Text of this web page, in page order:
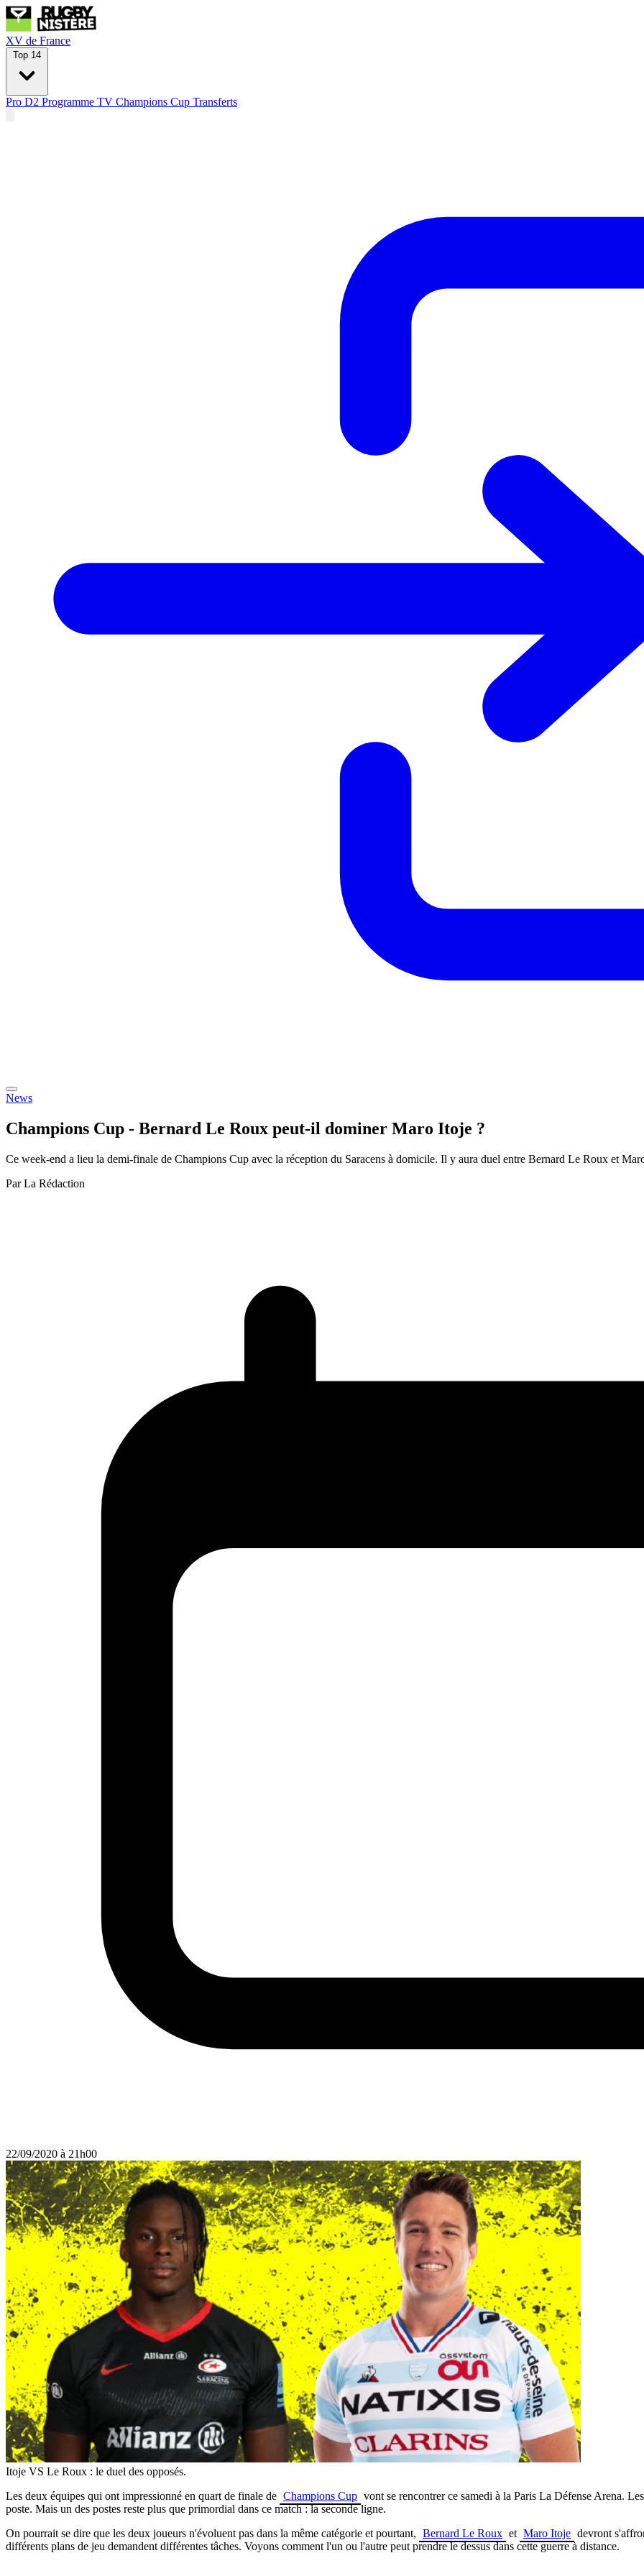
XV de France
Top 14
Pro D2 Programme TV Champions Cup Transferts
News
Champions Cup - Bernard Le Roux peut-il dominer Maro Itoje ?
Ce week-end a lieu la demi-finale de Champions Cup avec la réception du Saracens à domicile. Il y aura duel entre Bernard Le Roux et
Par La Rédaction
22/09/2020 à 21h00
Itoje VS Le Roux : le duel des opposés.
Les deux équipes qui ont impressionné en quart de finale de Champions Cup vont se rencontrer ce samedi à la Paris La Défense Arena.
poste. Mais un des postes reste plus que primordial dans ce match : la seconde ligne.
On pourrait se dire que les deux joueurs n'évoluent pas dans la même catégorie et pourtant, Bernard Le Roux et Maro Itoje devront
différents plans de jeu demandent différentes tâches. Voyons comment l'un ou l'autre peut prendre le dessus dans cette guerre à distance.